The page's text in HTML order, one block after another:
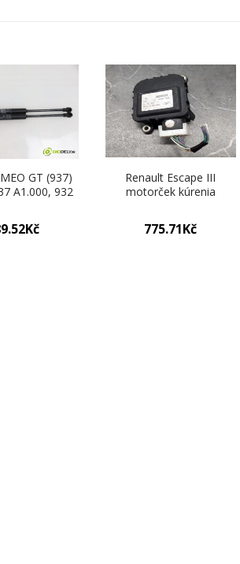
GT (937)
A1.000, 932
kW 165 km
kapoty
Renault Escape III
motorček kúrenia
775.71Kč